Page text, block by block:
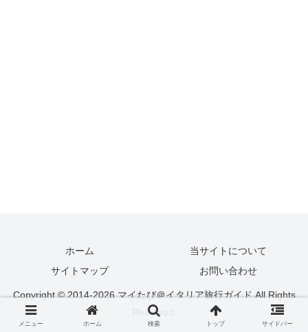
ホーム
当サイトについて
サイトマップ
お問い合わせ
Copyright © 2014-2026 マイたび＠イタリア旅行ガイド All Rights
Reserved.
メニュー ホーム 検索 トップ サイドバー